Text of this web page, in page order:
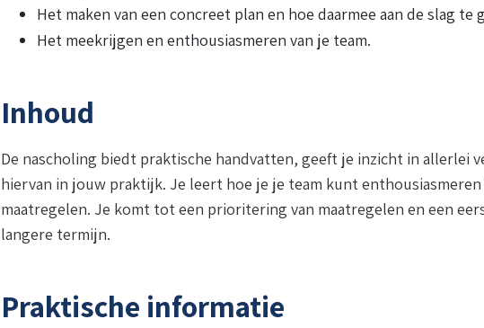
Het maken van een concreet plan en hoe daarmee aan de slag te
Het meekrijgen en enthousiasmeren van je team.
Inhoud
De nascholing biedt praktische handvatten, geeft je inzicht in allerlei
hiervan in jouw praktijk. Je leert hoe je je team kunt
maatregelen. Je komt tot een prioritering van maatregelen en een
langere termijn.
Praktische informatie